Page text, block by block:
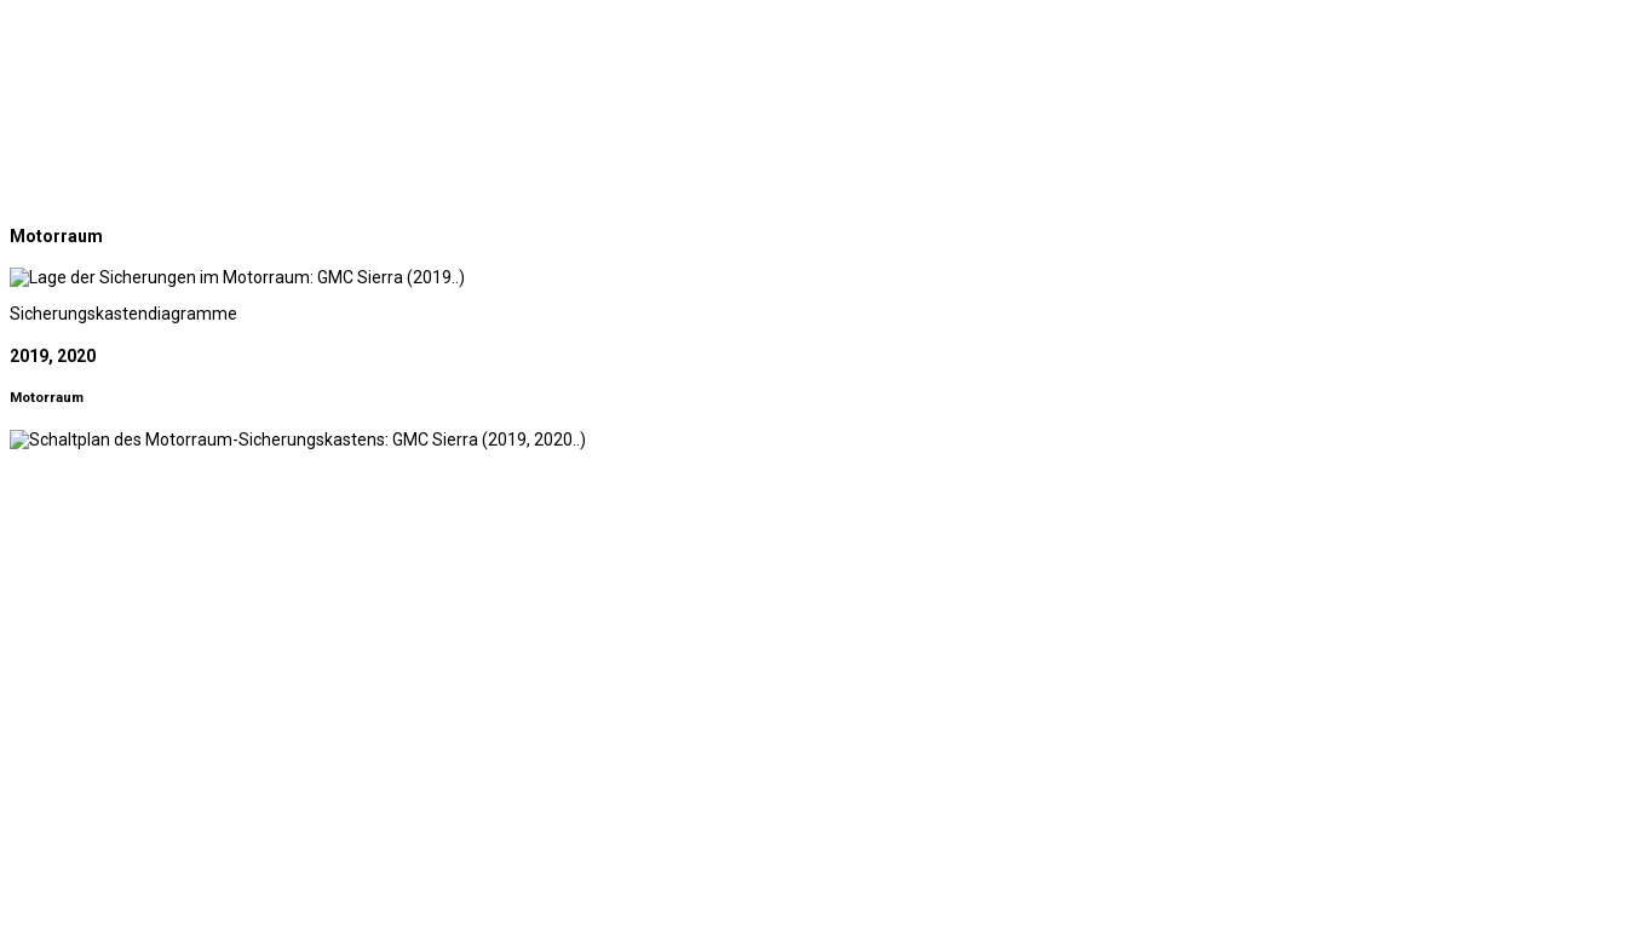
Motorraum
Sicherungskastendiagramme
2019, 2020
Motorraum